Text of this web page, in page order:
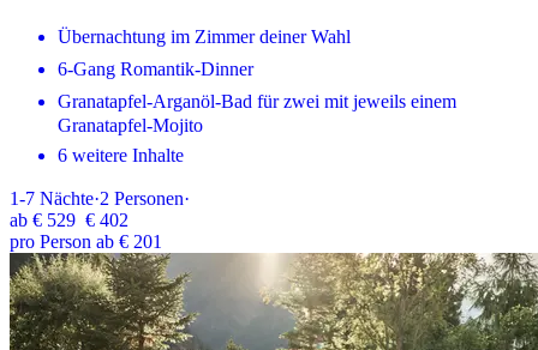
Übernachtung im Zimmer deiner Wahl
6-Gang Romantik-Dinner
Granatapfel-Arganöl-Bad für zwei mit jeweils einem
Granatapfel-Mojito
6 weitere Inhalte
1-7 Nächte·2 Personen·
ab € 529 € 402
pro Person ab € 201